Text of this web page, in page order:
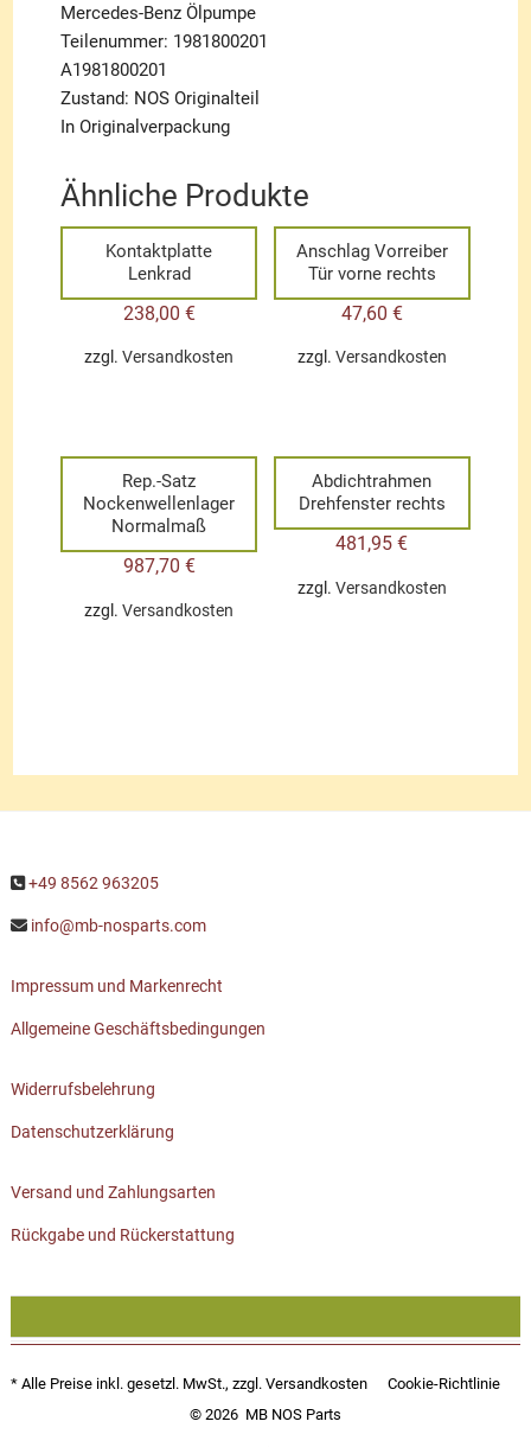
Mercedes-Benz Ölpumpe
Teilenummer: 1981800201
A1981800201
Zustand: NOS Originalteil
In Originalverpackung
Ähnliche Produkte
Kontaktplatte
Lenkrad
238,00 €
zzgl.Versandkosten
Anschlag Vorreiber
Tür vorne rechts
47,60 €
zzgl. Versandkosten
Rep.-Satz
Nockenwellenlager
Normalmaß
987,70 €
zzgl.Versandkosten
Abdichtrahmen
Drehfenster rechts
481,95€
zzgl. Versandkosten
+49 8562 963205
info@mb-nosparts.com
Impressum und Markenrecht
Allgemeine Geschäftsbedingungen
Widerrufsbelehrung
Datenschutzerklärung
Versand und Zahlungsarten
Rückgabe und Rückerstattung
* Alle Preise inkl. gesetzl. MwSt., zzgl. Versandkosten
Cookie-Richtlinie
© 2026 MB NOS Parts